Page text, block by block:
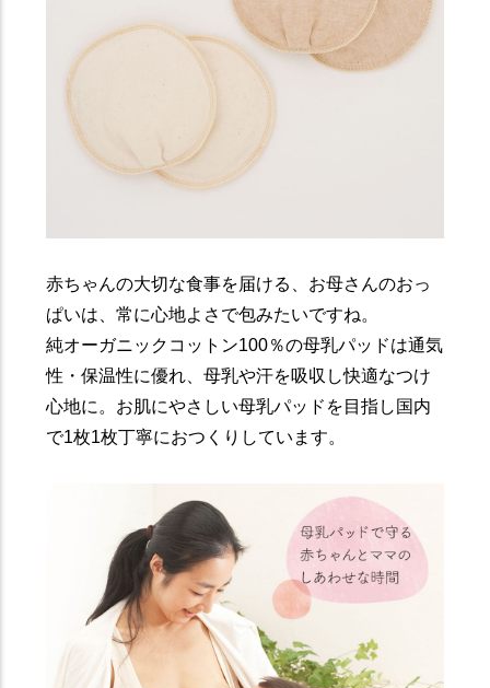
赤ちゃんの大切な食事を届ける、お母さんのおっ
ぱいは、常に心地よさで包みたいですね。
純オーガニックコットン100％の母乳パッドは通気
性・保温性に優れ、母乳や汗を吸収し快適なつけ
心地に。お肌にやさしい母乳パッドを目指し国内
で1枚1枚丁寧におつくりしています。